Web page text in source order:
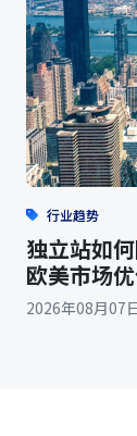
行业趋势
独立站如
欧美市场
2026年08月07